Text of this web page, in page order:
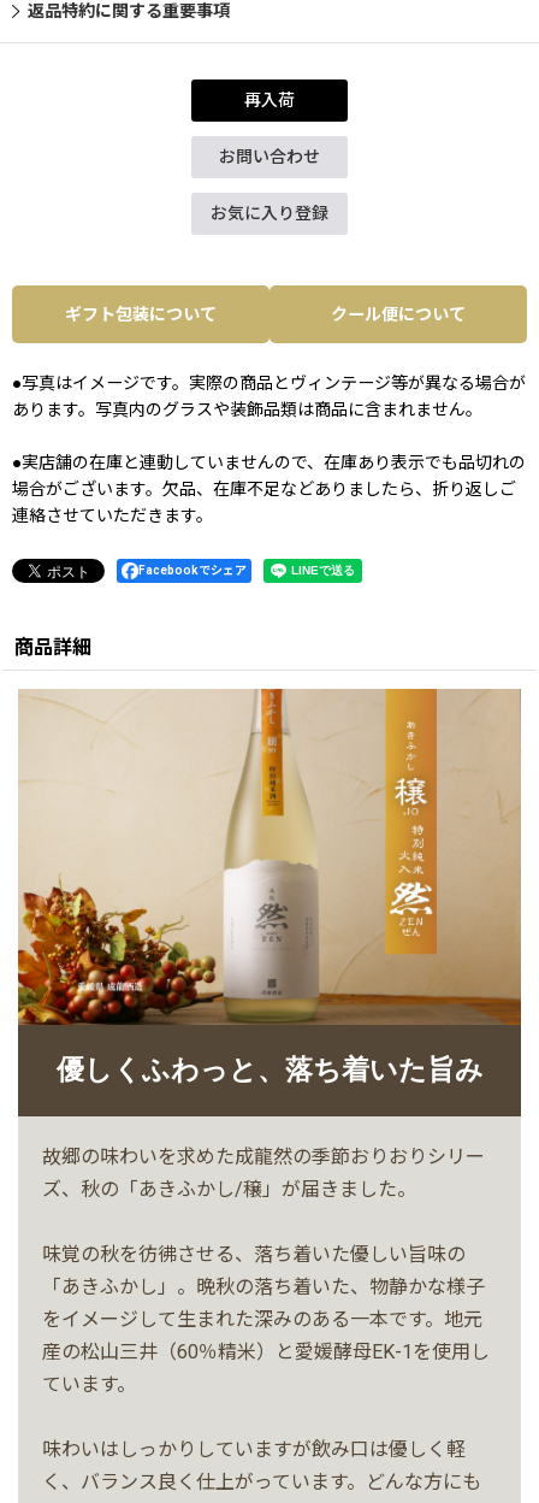
返品特約に関する重要事項
再入荷
お問い合わせ
お気に入り登録
ギフト包装について クール便について
●写真はイメージです。実際の商品とヴィンテージ等が異なる場合が
あります。写真内のグラスや装飾品類は商品に含まれません。
●実店舗の在庫と連動していませんので、在庫あり表示でも品切れの
場合がございます。欠品、在庫不足などありましたら、折り返しご
連絡させていただきます。
Facebookでシェア
商品詳細
優しくふわっと、落ち着いた旨み
故郷の味わいを求めた成龍然の季節おりおりシリー
ズ、秋の「あきふかし/穣」が届きました。
味覚の秋を彷彿させる、落ち着いた優しい旨味の
「あきふかし」。晩秋の落ち着いた、物静かな様子
をイメージして生まれた深みのある一本です。地元
産の松山三井（60％精米）と愛媛酵母EK-1を使用し
ています。
味わいはしっかりしていますが飲み口は優しく軽
く、バランス良く仕上がっています。どんな方にも